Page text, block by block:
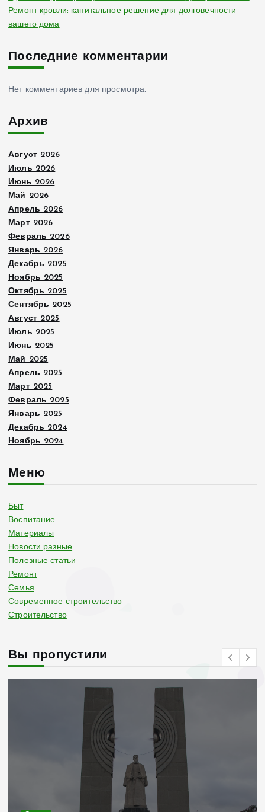
Ремонт кровли: капитальное решение для долговечности
вашего дома
Последние комментарии
Нет комментариев для просмотра.
Архив
Август 2026
Июль 2026
Июнь 2026
Май 2026
Апрель 2026
Март 2026
Февраль 2026
Январь 2026
Декабрь 2025
Ноябрь 2025
Октябрь 2025
Сентябрь 2025
Август 2025
Июль 2025
Июнь 2025
Май 2025
Апрель 2025
Март 2025
Февраль 2025
Январь 2025
Декабрь 2024
Ноябрь 2024
Меню
Быт
Воспитание
Материалы
Новости разные
Полезные статьи
Ремонт
Семья
Современное строительство
Строительство
Вы пропустили
Современное строительство